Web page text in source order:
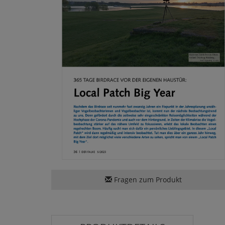
Fragen zum Produkt